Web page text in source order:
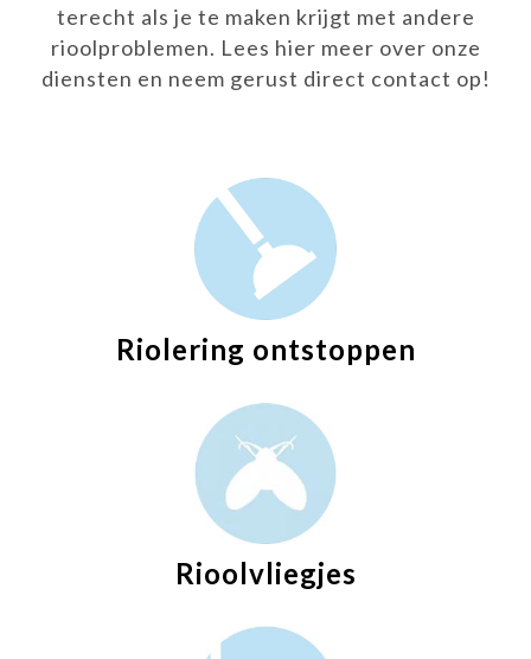
terecht als je te maken krijgt met andere
rioolproblemen. Lees hier meer over onze
diensten en neem gerust direct contact op!
Riolering ontstoppen
Rioolvliegjes